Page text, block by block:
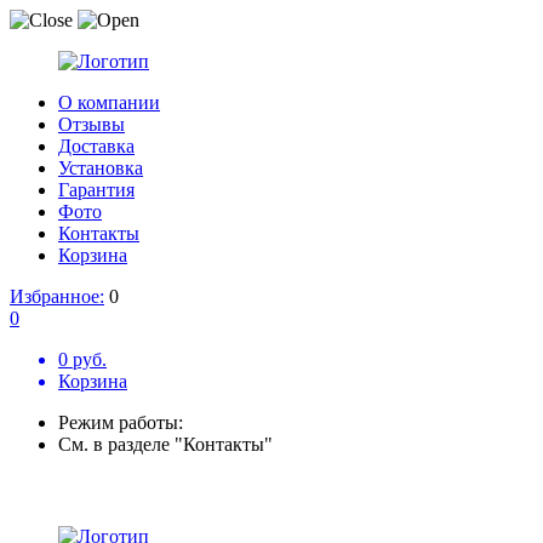
О компании
Отзывы
Доставка
Установка
Гарантия
Фото
Контакты
Корзина
Избранное: 0
0
0 руб.
Корзина
Режим работы:
См. в разделе "Контакты"